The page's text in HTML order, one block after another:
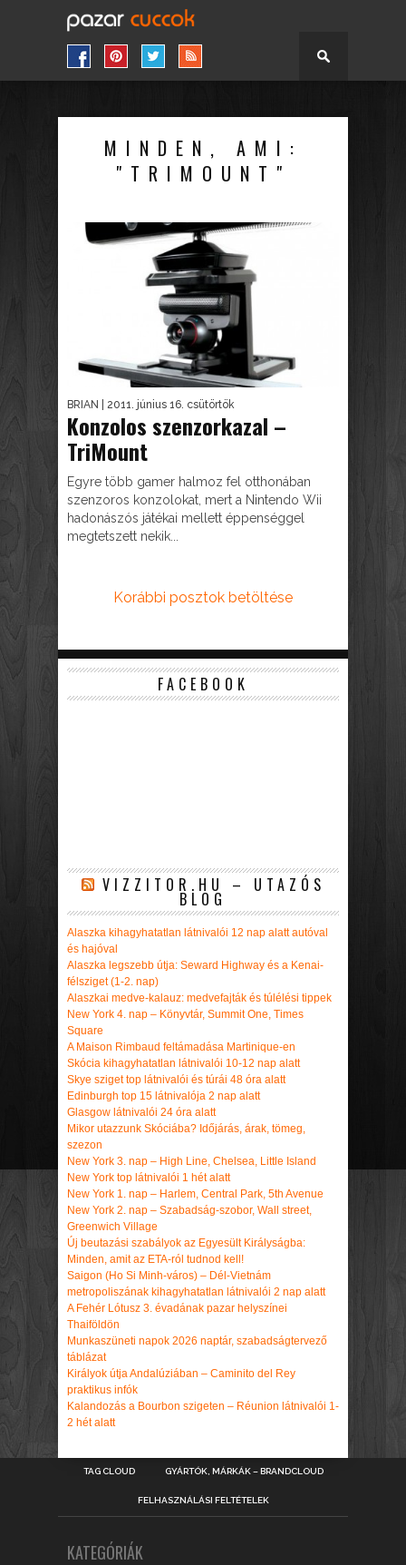
MINDEN, AMI:
"TRIMOUNT"
BRIAN | 2011. június 16. csütörtök
Konzolos szenzorkazal –
TriMount
Egyre több gamer halmoz fel otthonában
szenzoros konzolokat, mert a Nintendo Wii
hadonászós játékai mellett éppenséggel
megtetszett nekik...
Korábbi posztok betöltése
FACEBOOK
VIZZITOR.HU – UTAZÓS
BLOG
Alaszka kihagyhatatlan látnivalói 12 nap alatt autóval
és hajóval
Alaszka legszebb útja: Seward Highway és a Kenai-
félsziget (1-2. nap)
Alaszkai medve-kalauz: medvefajták és túlélési tippek
New York 4. nap – Könyvtár, Summit One, Times
Square
A Maison Rimbaud feltámadása Martinique-en
Skócia kihagyhatatlan látnivalói 10-12 nap alatt
Skye sziget top látnivalói és túrái 48 óra alatt
Edinburgh top 15 látnivalója 2 nap alatt
Glasgow látnivalói 24 óra alatt
Mikor utazzunk Skóciába? Időjárás, árak, tömeg,
szezon
New York 3. nap – High Line, Chelsea, Little Island
New York top látnivalói 1 hét alatt
New York 1. nap – Harlem, Central Park, 5th Avenue
New York 2. nap – Szabadság-szobor, Wall street,
Greenwich Village
Új beutazási szabályok az Egyesült Királyságba:
Minden, amit az ETA-ról tudnod kell!
Saigon (Ho Si Minh-város) – Dél-Vietnám
metropoliszának kihagyhatatlan látnivalói 2 nap alatt
A Fehér Lótusz 3. évadának pazar helyszínei
Thaiföldön
Munkaszüneti napok 2026 naptár, szabadságtervező
táblázat
Királyok útja Andalúziában – Caminito del Rey
praktikus infók
Kalandozás a Bourbon szigeten – Réunion látnivalói 1-
2 hét alatt
TAG CLOUD GYÁRTÓK, MÁRKÁK – BRANDCLOUD
FELHASZNÁLÁSI FELTÉTELEK
KATEGÓRIÁK